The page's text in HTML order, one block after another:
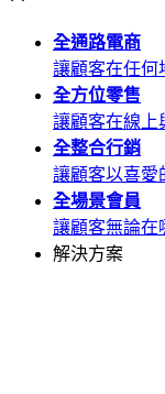
全通路電商
讓顧客在任何
全方位零售
讓顧客在線上
全整合行銷
讓顧客以喜愛
全場景會員
讓顧客無論在
解決方案